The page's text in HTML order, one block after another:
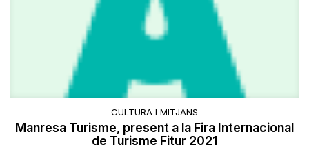
CULTURA I MITJANS
Manresa Turisme, present a la Fira Internacional
de Turisme Fitur 2021